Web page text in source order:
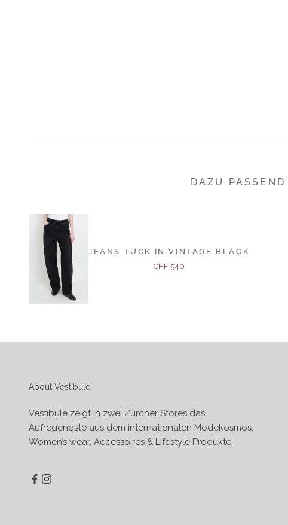
DAZU PASSEND
JEANS TUCK IN VINTAGE BLACK
Angebot
CHF 540
About Vestibule
Vestibule zeigt in zwei Zürcher Stores das
Aufregendste aus dem internationalen Modekosmos.
Women’s wear, Accessoires & Lifestyle Produkte.